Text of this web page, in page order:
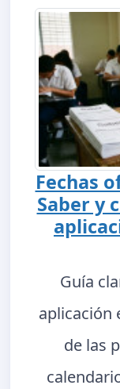
Fechas
Saber y
Guía
aplicación
de las